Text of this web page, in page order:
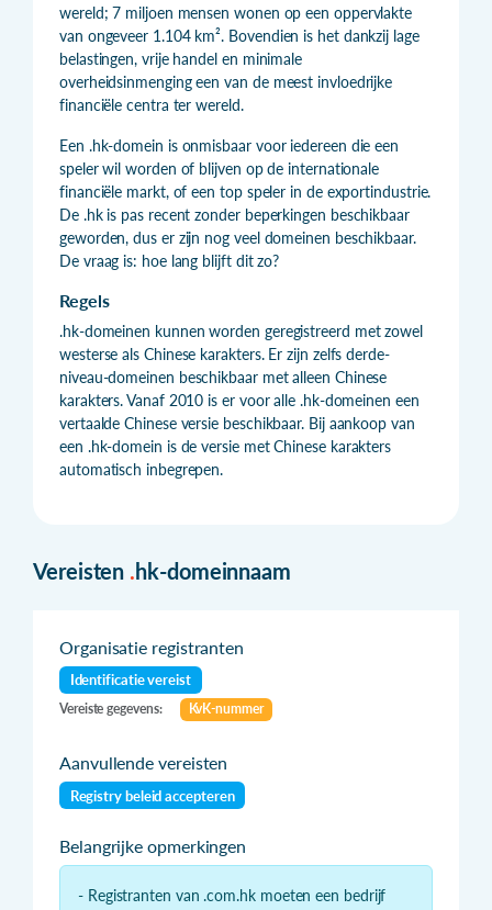
wereld; 7 miljoen mensen wonen op een oppervlakte
van ongeveer 1.104 km². Bovendien is het dankzij lage
belastingen, vrije handel en minimale
overheidsinmenging een van de meest invloedrijke
financiële centra ter wereld.
Een .hk-domein is onmisbaar voor iedereen die een
speler wil worden of blijven op de internationale
financiële markt, of een top speler in de exportindustrie.
De .hk is pas recent zonder beperkingen beschikbaar
geworden, dus er zijn nog veel domeinen beschikbaar.
De vraag is: hoe lang blijft dit zo?
Regels
.hk-domeinen kunnen worden geregistreerd met zowel
westerse als Chinese karakters. Er zijn zelfs derde-
niveau-domeinen beschikbaar met alleen Chinese
karakters. Vanaf 2010 is er voor alle .hk-domeinen een
vertaalde Chinese versie beschikbaar. Bij aankoop van
een .hk-domein is de versie met Chinese karakters
automatisch inbegrepen.
Vereisten .hk-domeinnaam
Organisatie registranten
Identificatie vereist
Vereiste gegevens: KvK-nummer
Aanvullende vereisten
Registry beleid accepteren
Belangrijke opmerkingen
- Registranten van .com.hk moeten een bedrijf